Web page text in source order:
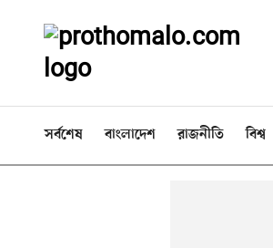
সর্বশেষ বাংলাদেশ রাজনীতি বিশ্ব